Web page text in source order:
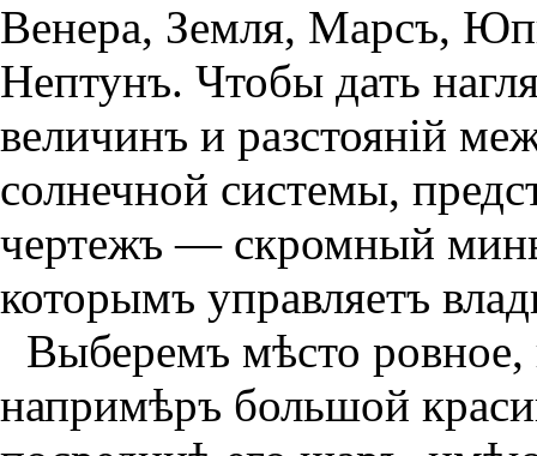
Венера, Земля, Марсъ,
Нептунъ. Чтобы дать
величинъ и разстоянiй
солнечной системы,
чертежъ — скромный
которымъ управляетъ
Выберемъ мѣсто ровное,
напримѣръ большой